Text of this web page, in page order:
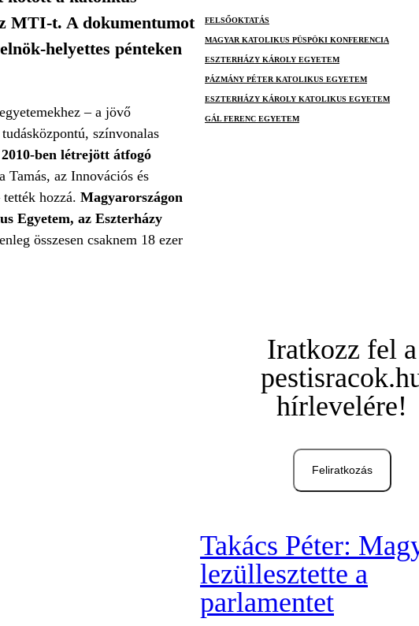
MTI-t. A dokumentumot
helyettes pénteken
– a jövő
színvonalas
ben létrejött átfogó
Tamás, az Innovációs és
hozzá. Magyarországon
Egyetem, az Eszterházy
összesen csaknem 18 ezer
FELSŐOKTATÁS
MAGYAR KATOLIKUS PÜSPÖKI KONFERENCIA
ESZTERHÁZY KÁROLY EGYETEM
PÁZMÁNY PÉTER KATOLIKUS EGYETEM
ESZTERHÁZY KÁROLY KATOLIKUS EGYETEM
GÁL FERENC EGYETEM
Iratkozz fel a
hírlevelére!
Feliratkozás
Takács Péter:
lezüllesztette a
parlamentet